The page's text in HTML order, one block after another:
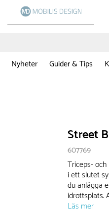
Nyheter Guider & Tips
Street
607769
Triceps-
i ett slutet
du anlägga
idrottsplats.
Läs mer